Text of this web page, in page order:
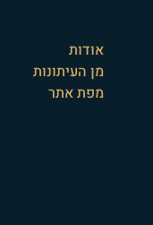
אודות
מן העיתונות
מפת אתר